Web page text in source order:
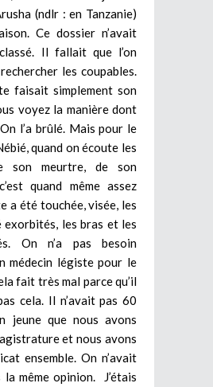
(ndlr : en Tanzanie)
Ce dossier n’avait
Il fallait que l’on
les coupables.
faisait simplement son
voyez la manière dont
l’a brûlé. Mais pour le
quand on écoute les
son meurtre, de son
quand même assez
a été touchée, visée, les
les bras et les
On n’a pas besoin
médecin légiste pour le
fait très mal parce qu’il
cela. Il n’avait pas 60
jeune que nous avons
et nous avons
ensemble. On n’avait
même opinion. J’étais